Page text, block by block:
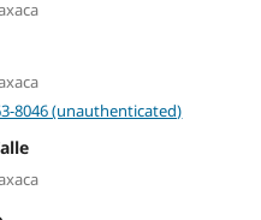
8046 (unauthenticated)